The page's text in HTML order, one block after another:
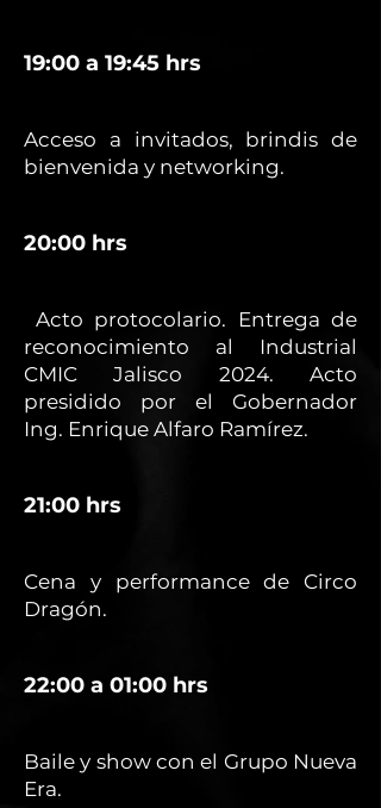
19:00 a 19:45 hrs
Acceso a invitados, brindis de
bienvenida y networking.
20:00 hrs
Acto protocolario. Entrega de
reconocimiento al Industrial
CMIC Jalisco 2024. Acto
presidido por el Gobernador
Ing. Enrique Alfaro Ramírez.
21:00 hrs
Cena y performance de Circo
Dragón.
22:00 a 01:00 hrs
Baile y show con el Grupo Nueva
Era.